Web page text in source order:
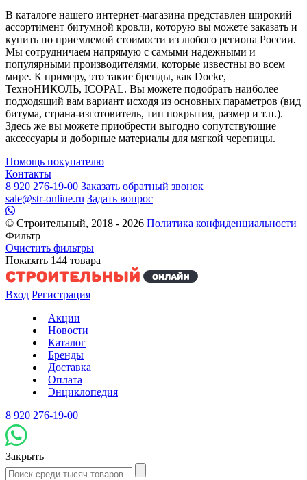
В каталоге нашего интернет-магазина представлен широкий
ассортимент битумной кровли, которую вы можете заказать и
купить по приемлемой стоимости из любого региона России.
Мы сотрудничаем напрямую с самыми надежными и
популярными производителями, которые известны во всем
мире. К примеру, это такие бренды, как Docke,
ТехноНИКОЛЬ, ICOPAL. Вы можете подобрать наиболее
подходящий вам вариант исходя из основных параметров (вид
битума, страна-изготовитель, тип покрытия, размер и т.п.).
Здесь же вы можете приобрести выгодно сопутствующие
аксессуары и доборные материалы для мягкой черепицы.
Помощь покупателю
Контакты
8 920 276-19-00 Заказать обратный звонок
sale@str-online.ru Задать вопрос
© Строительный, 2018 - 2026 Политика конфиденциальности
Фильтр
Очистить фильтры
Показать 144 товара
Вход Регистрация
Акции
Новости
Каталог
Бренды
Доставка
Оплата
Энциклопедия
8 920 276-19-00
Закрыть